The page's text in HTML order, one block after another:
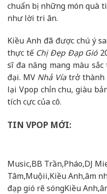
chuẩn bị những món quà
như lời tri ân.
Kiều Anh đã được chú ý
thực tế Chị Đẹp Đạp Gió
sĩ đa năng mang màu
đại. MV Nhả Víatrở thành
lại Vpop chỉn chu, giàu
tích cực của cô.
TIN VPOP MỚI:
Music,BB Trần,Pháo,DJ
Tâm,Muộii,Kiều Anh,âm
đạp gió rẽ sóngKiều